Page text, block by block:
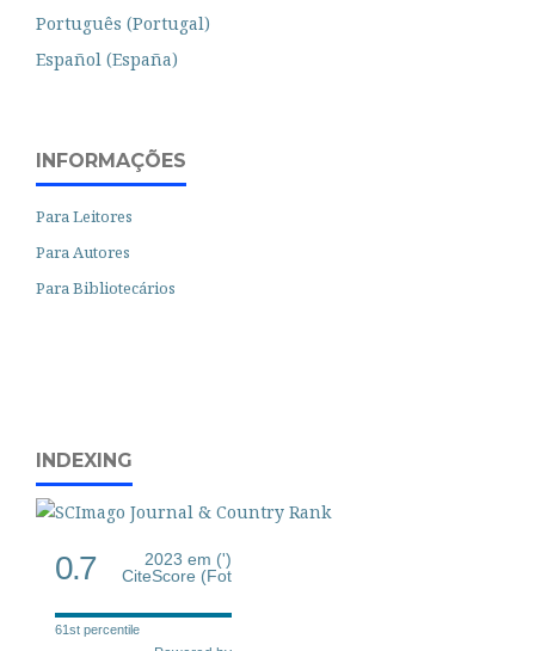
Português (Portugal)
Español (España)
INFORMAÇÕES
Para Leitores
Para Autores
Para Bibliotecários
INDEXING
0.7
2023 em (')
CiteScore (Fot
61st percentile